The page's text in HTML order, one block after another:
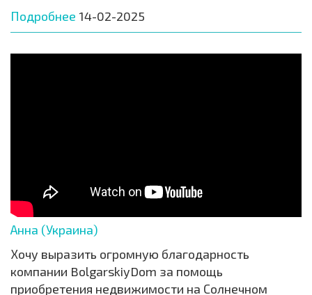
Подробнее 14-02-2025
Анна (Украина)
Хочу выразить огромную благодарность
компании BolgarskiyDom за помощь
приобретения недвижимости на Солнечном